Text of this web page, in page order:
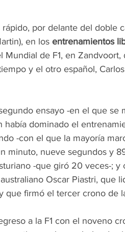
rápido, por delante del doble
en los entrenamientos
Mundial de F1, en
y el otro español,
ensayo -en el que se
dominado el
-con el que la mayoría
minuto, nueve segundos y
-que giró 20 veces-; y
Oscar Piastri, que
que firmó el tercer crono de
a la F1 con el noveno